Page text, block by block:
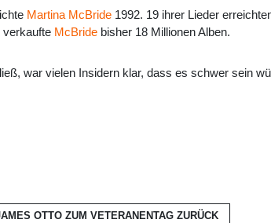
Martina McBride 1992. 19 ihrer Lieder
verkaufte McBride bisher 18 Millionen Alben.
war vielen Insidern klar, dass es schwer sein
OTTO ZUM VETERANENTAG ZURÜCK